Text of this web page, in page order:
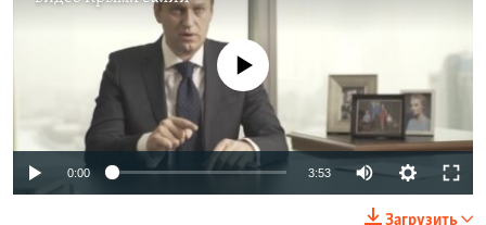
No media source currently available
0:00 3:53
Загрузить